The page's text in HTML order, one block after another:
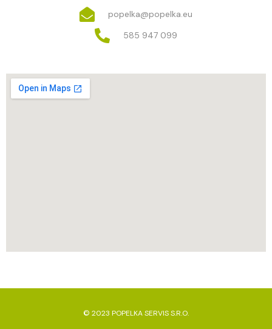
popelka@popelka.eu
585 947 099
© 2023 POPELKA SERVIS S.R.O.